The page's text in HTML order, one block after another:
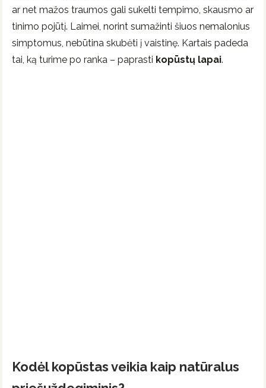
ar net mažos traumos gali sukelti tempimo, skausmo ar
tinimo pojūtį. Laimei, norint sumažinti šiuos nemalonius
simptomus, nebūtina skubėti į vaistinę. Kartais padeda
tai, ką turime po ranka – paprasti kopūstų lapai.
Kodėl kopūstas veikia kaip natūralus